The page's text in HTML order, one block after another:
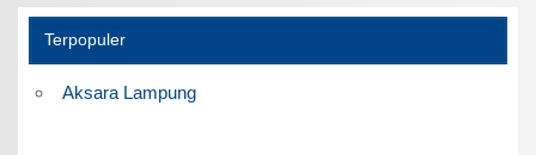
Terpopuler
Aksara Lampung